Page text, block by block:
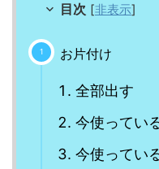
目次 [非表示]
お片付け
全部出す
今使ってい
今使ってい